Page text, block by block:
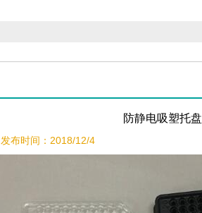
防静电吸塑托盘
发布时间：2018/12/4